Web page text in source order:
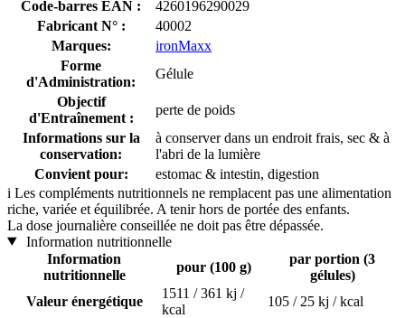
Code-barres EAN :
4260196290029
Fabricant N° :
40002
Marques:
ironMaxx
Forme
d'Administration:
Gélule
Objectif
d'Entraînement :
perte de poids
Informations sur la
conservation:
à conserver dans un endroit frais, sec & à
l'abri de la lumière
Convient pour:
estomac & intestin, digestion
i Les compléments nutritionnels ne remplacent pas une alimentation
riche, variée et équilibrée. A tenir hors de portée des enfants.
La dose journalière conseillée ne doit pas être dépassée.
Information nutritionnelle
Information
nutritionnelle
pour (100 g)
par portion (3
gélules)
Valeur énergétique
1511 / 361 kj /
kcal
105 / 25 kj / kcal